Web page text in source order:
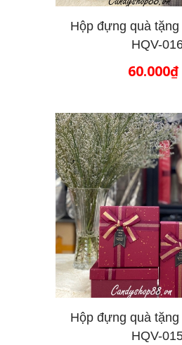
Hộp đựng quà
HQV-
60.000₫
Hộp đựng quà
HQV-